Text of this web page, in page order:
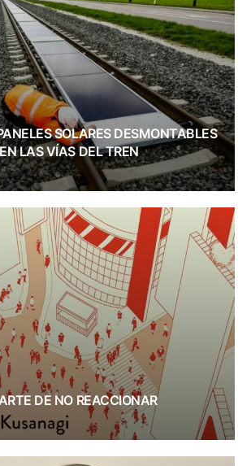
SOLARES DESMONTABLES
EN LAS VÍAS DEL TREN
DE NO REACCIONAR